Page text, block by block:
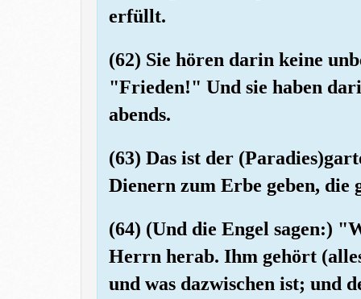
erfüllt.
(62) Sie hören darin keine
"Frieden!" Und sie haben
abends.
(63) Das ist der
Dienern zum Erbe geben, die
(64) (Und die Engel sagen:)
Herrn herab. Ihm gehört
und was dazwischen ist; und